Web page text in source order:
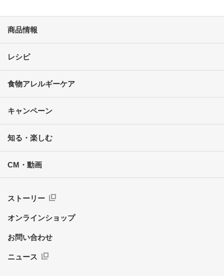
商品情報
レシピ
食物アレルギーケア
キャンペーン
知る・楽しむ
CM・動画
ストーリー
オンラインショップ
お問い合わせ
ニュース